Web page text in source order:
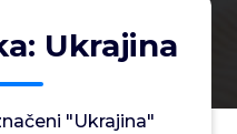
Ukrajina
"Ukrajina"